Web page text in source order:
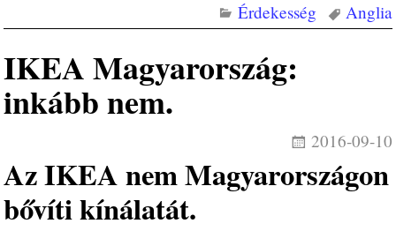
bo
ok
tte ed Érdekesség Anglia
IKEA Magyarország:
inkább nem.
2016-09-10
Az IKEA nem Magyarországon
bővíti kínálatát.